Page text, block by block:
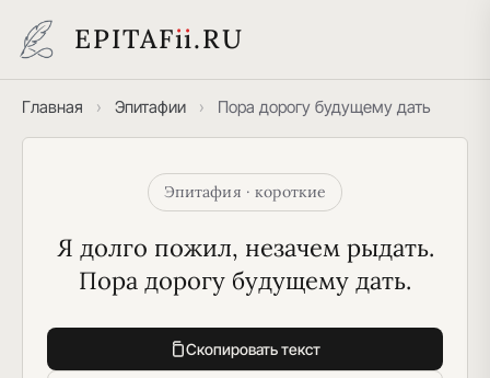
EPITAFii.RU
Главная › Эпитафии › Пора дорогу будущему дать
Эпитафия · короткие
Я долго пожил, незачем рыдать.
Пора дорогу будущему дать.
Скопировать текст